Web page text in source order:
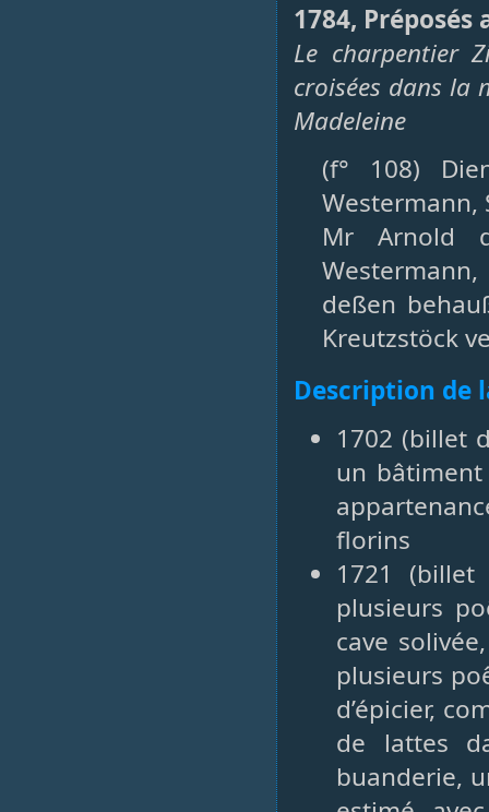
1784,
Le charpentier
croisées dans la
Madeleine
(f° 108)
Westermann,
Mr Arnold
deßen
Kreutzstöck
Description de
1702 (billet
un bâtiment
florins
1721 (billet
plusieurs
cave
plusieurs
d’épicier,
de lattes
buanderie,